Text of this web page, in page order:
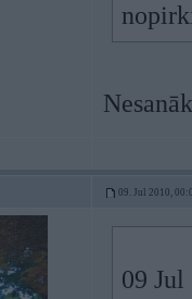
09. Jul 2010,
09